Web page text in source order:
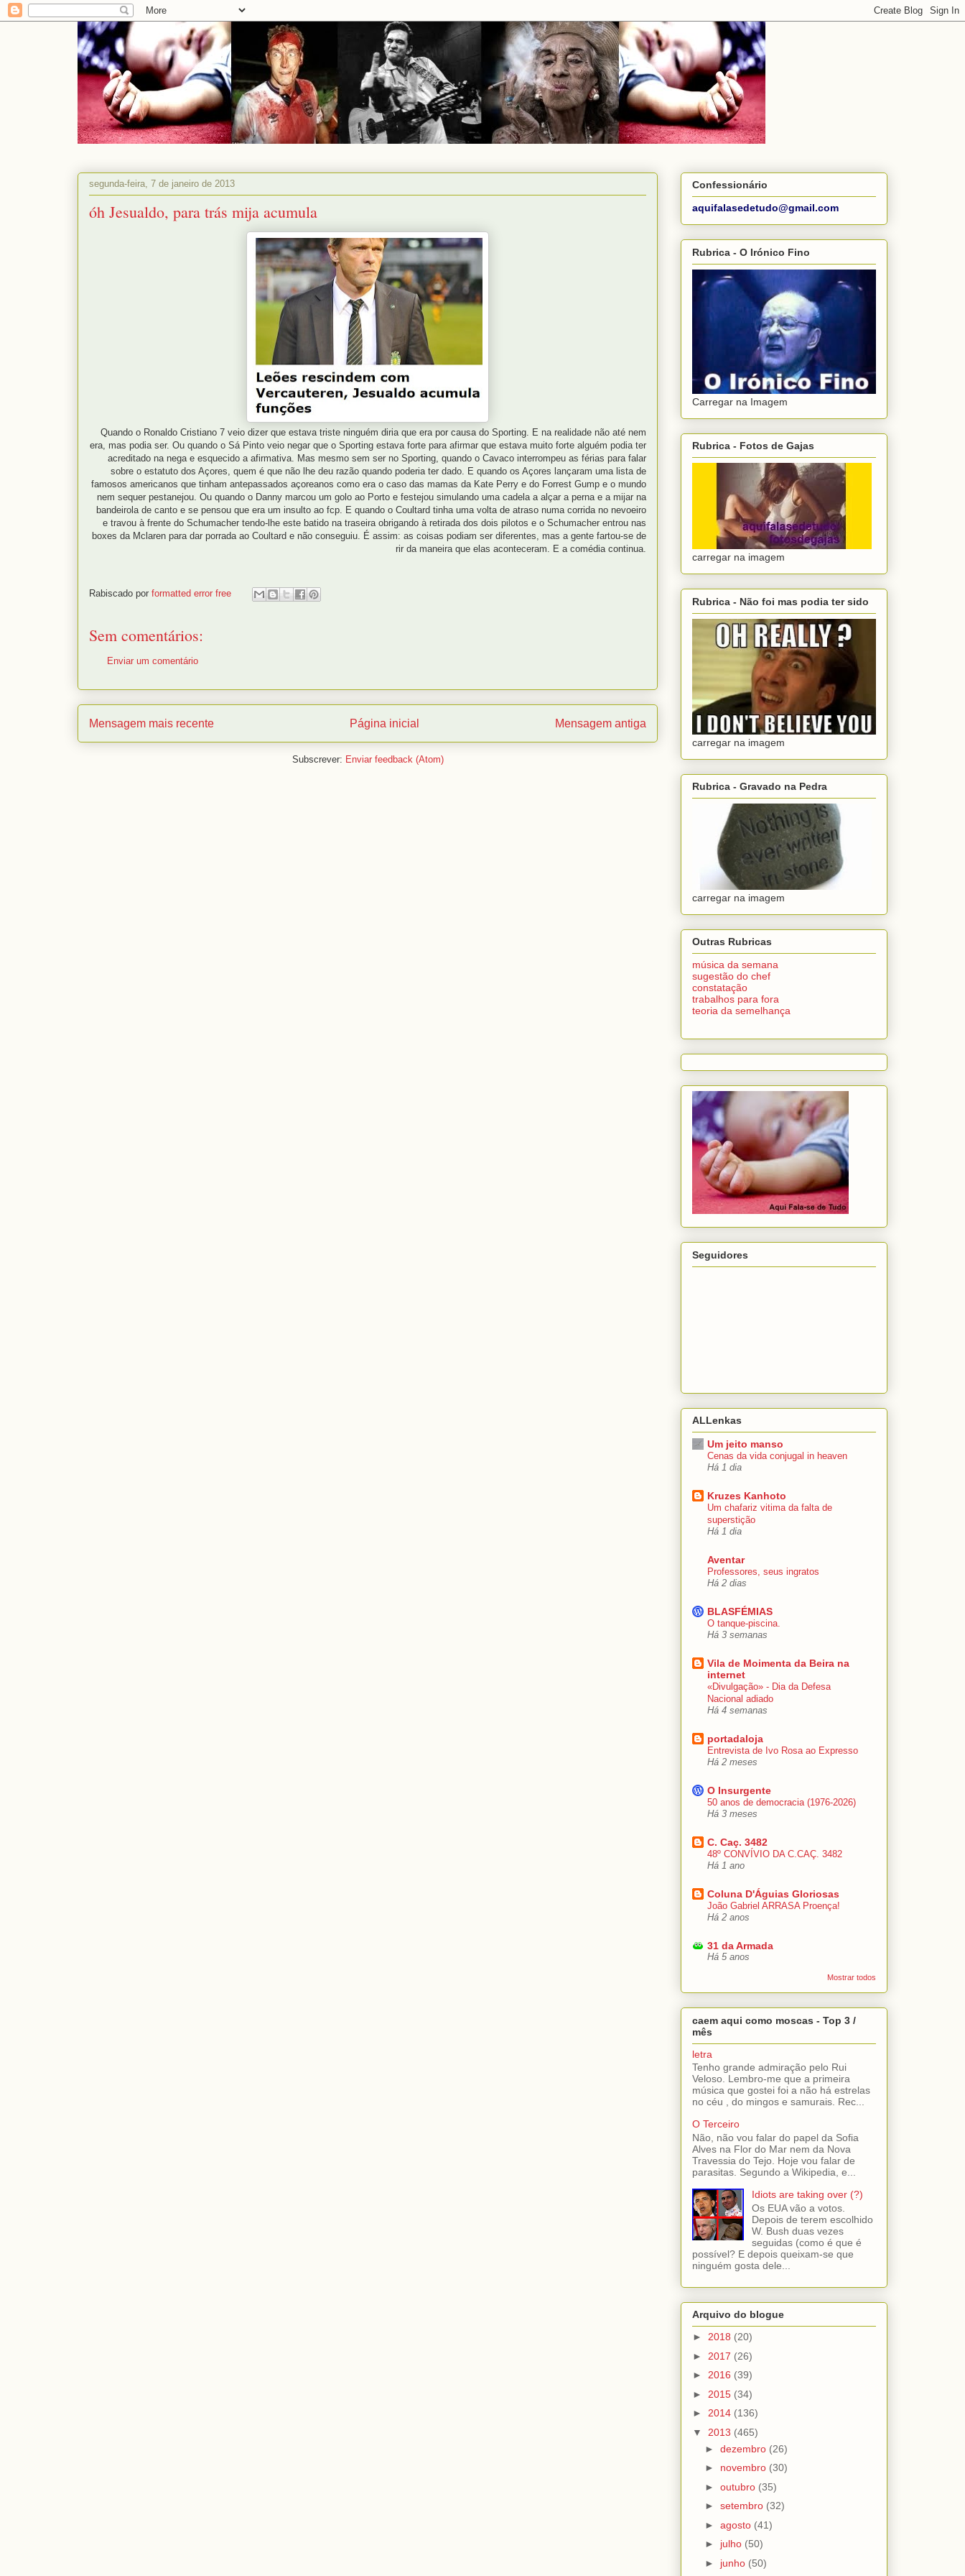
segunda-feira, 7 de janeiro de 2013
óh Jesualdo, para trás mija acumula
Quando o Ronaldo Cristiano 7 veio dizer que estava triste ninguém diria que era por causa do Sporting. E na realidade não até nem
era, mas podia ser. Ou quando o Sá Pinto veio negar que o Sporting estava forte para afirmar que estava muito forte alguém podia ter
acreditado na nega e esquecido a afirmativa. Mas mesmo sem ser no Sporting, quando o Cavaco interrompeu as férias para falar
sobre o estatuto dos Açores, quem é que não lhe deu razão quando poderia ter dado. E quando os Açores lançaram uma lista de
famosos americanos que tinham antepassados açoreanos como era o caso das mamas da Kate Perry e do Forrest Gump e o mundo
nem sequer pestanejou. Ou quando o Danny marcou um golo ao Porto e festejou simulando uma cadela a alçar a perna e a mijar na
bandeirola de canto e se pensou que era um insulto ao fcp. E quando o Coultard tinha uma volta de atraso numa corrida no nevoeiro
e travou à frente do Schumacher tendo-lhe este batido na traseira obrigando à retirada dos dois pilotos e o Schumacher entrou nas
boxes da Mclaren para dar porrada ao Coultard e não conseguiu. É assim: as coisas podiam ser diferentes, mas a gente fartou-se de
rir da maneira que elas aconteceram. E a comédia continua.
Rabiscado por formatted error free
Sem comentários:
Enviar um comentário
Mensagem mais recente Mensagem antiga
Página inicial
Subscrever: Enviar feedback (Atom)
Confessionário
aquifalasedetudo@gmail.com
Rubrica - O Irónico Fino
Carregar na Imagem
Rubrica - Fotos de Gajas
carregar na imagem
Rubrica - Não foi mas podia ter sido
carregar na imagem
Rubrica - Gravado na Pedra
carregar na imagem
Outras Rubricas
música da semana
sugestão do chef
constatação
trabalhos para fora
teoria da semelhança
Seguidores
ALLenkas
Um jeito manso
Cenas da vida conjugal in heaven
Há 1 dia
Kruzes Kanhoto
Um chafariz vitima da falta de
superstição
Há 1 dia
Aventar
Professores, seus ingratos
Há 2 dias
BLASFÉMIAS
O tanque-piscina.
Há 3 semanas
Vila de Moimenta da Beira na
internet
«Divulgação» - Dia da Defesa
Nacional adiado
Há 4 semanas
portadaloja
Entrevista de Ivo Rosa ao Expresso
Há 2 meses
O Insurgente
50 anos de democracia (1976-2026)
Há 3 meses
C. Caç. 3482
48º CONVÍVIO DA C.CAÇ. 3482
Há 1 ano
Coluna D'Águias Gloriosas
João Gabriel ARRASA Proença!
Há 2 anos
31 da Armada
Há 5 anos
Mostrar todos
caem aqui como moscas - Top 3 /
mês
letra
Tenho grande admiração pelo Rui
Veloso. Lembro-me que a primeira
música que gostei foi a não há estrelas
no céu , do mingos e samurais. Rec...
O Terceiro
Não, não vou falar do papel da Sofia
Alves na Flor do Mar nem da Nova
Travessia do Tejo. Hoje vou falar de
parasitas. Segundo a Wikipedia, e...
Idiots are taking over (?)
Os EUA vão a votos.
Depois de terem escolhido
W. Bush duas vezes
seguidas (como é que é
possível? E depois queixam-se que
ninguém gosta dele...
Arquivo do blogue
► 2018 (20)
► 2017 (26)
► 2016 (39)
► 2015 (34)
► 2014 (136)
▼ 2013 (465)
► dezembro (26)
► novembro (30)
► outubro (35)
► setembro (32)
► agosto (41)
► julho (50)
► junho (50)